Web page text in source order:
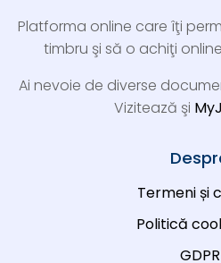
Platforma online care îţi
timbru şi să o achiţi
Ai nevoie de diverse
Vizitează şi
Termeni și
Politică
GDPR